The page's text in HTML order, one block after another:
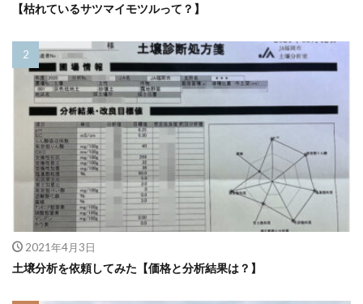
【枯れているサツマイモツルって？】
2021年4月3日
土壌分析を依頼してみた【価格と分析結果は？】